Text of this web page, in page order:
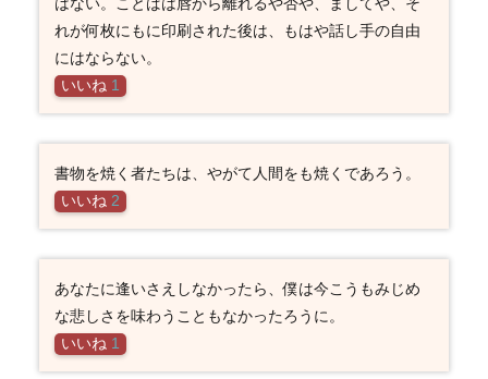
れが何枚にもに印刷された後は、もはや話し手の自由
にはならない。
いいね 1
書物を焼く者たちは、やがて人間をも焼くであろう。
いいね 2
あなたに逢いさえしなかったら、僕は今こうもみじめ
な悲しさを味わうこともなかったろうに。
いいね 1